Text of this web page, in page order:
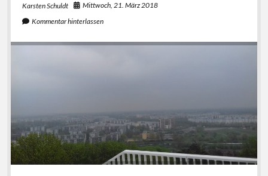
instagram
blueskyemail-
form
github
Karsten Schuldt
Mittwoch, 21. März 2018
Kommentar hinterlassen